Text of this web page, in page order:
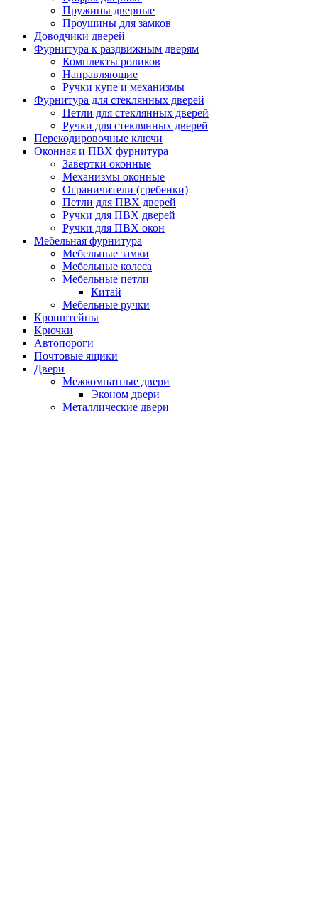
Пружины дверные
Проушины для замков
Доводчики дверей
Фурнитура к раздвижным дверям
Комплекты роликов
Направляющие
Ручки купе и механизмы
Фурнитура для стеклянных дверей
Петли для стеклянных дверей
Ручки для стеклянных дверей
Перекодировочные ключи
Оконная и ПВХ фурнитура
Завертки оконные
Механизмы оконные
Ограничители (гребенки)
Петли для ПВХ дверей
Ручки для ПВХ дверей
Ручки для ПВХ окон
Мебельная фурнитура
Мебельные замки
Мебельные колеса
Мебельные петли
Китай
Мебельные ручки
Кронштейны
Крючки
Автопороги
Почтовые ящики
Двери
Межкомнатные двери
Эконом двери
Металлические двери